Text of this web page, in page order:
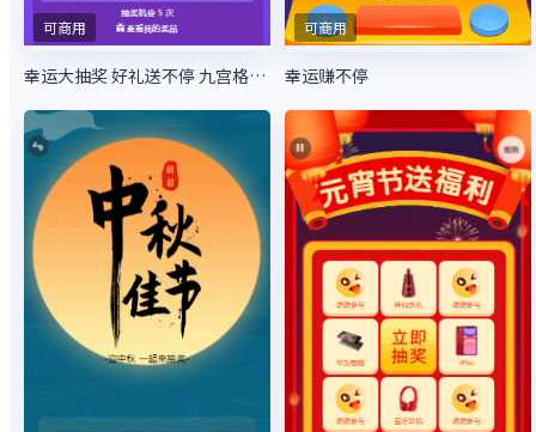
可商用
幸运大抽奖 好礼送不停 九宫格抽奖
可商用
幸运赚不停